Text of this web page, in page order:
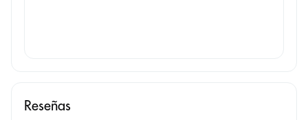
Reseñas